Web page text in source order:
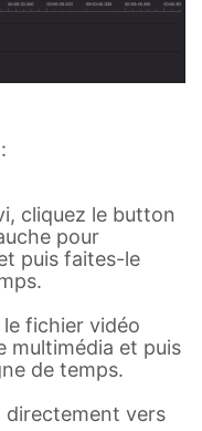
cliquez le button
pour
puis faites-le
fichier vidéo
multimédia et puis
de temps.
directement vers